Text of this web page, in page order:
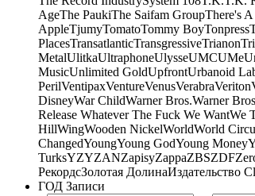
AgeThe PaukiThe Saifam GroupThere's
AppleTjumyTomatoTommy BoyTonpress
PlacesTransatlanticTransgressiveTrianon
MetalUlitkaUltraphoneUlysseUMCUMe
MusicUnlimited GoldUpfrontUrbanoid
PerilVentipaxVentureVenusVerabraVeriton
DisneyWar ChildWarner Bros.Warner
Release Whatever The Fuck We WantWe
HillWingWooden NickelWorldWorld
ChangedYoungYoung GodYoung Money
TurksYZYZANZapisyZappaZBSZDF
РекордсЗолотая ДолинаИздательство
ГОД Записи